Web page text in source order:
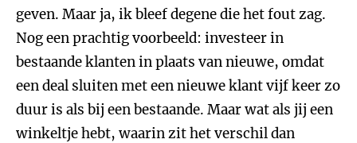
geven. Maar ja, ik bleef degene die het fout zag.
Nog een prachtig voorbeeld: investeer in
bestaande klanten in plaats van nieuwe, omdat
een deal sluiten met een nieuwe klant vijf keer zo
duur is als bij een bestaande. Maar wat als jij een
winkeltje hebt, waarin zit het verschil dan